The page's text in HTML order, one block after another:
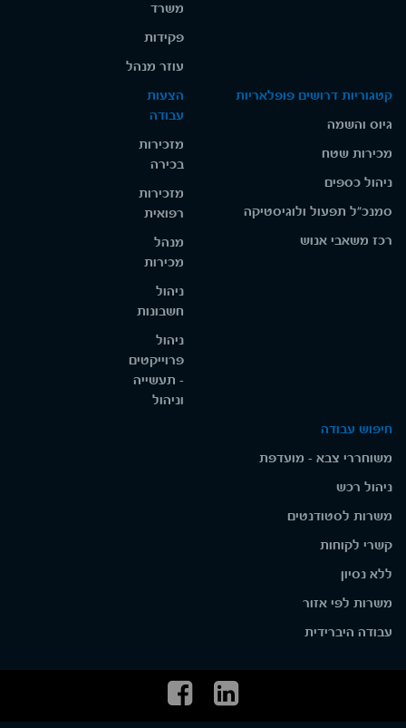
משרד
פקידות
עוזר מנהל
קטגוריות דרושים פופלאריות
גיוס והשמה
מכירות שטח
ניהול כספים
סמנכ"ל תפעול ולוגיסטיקה
רכז משאבי אנוש
הצעות
עבודה
מזכירות
בכירה
מזכירות
רפואית
מנהל
מכירות
ניהול
חשבונות
ניהול
פרוייקטים
- תעשייה
וניהול
חיפוש עבודה
משוחררי צבא - מועדפת
ניהול רכש
משרות לסטודנטים
קשרי לקוחות
ללא נסיון
משרות לפי אזור
עבודה היברידית